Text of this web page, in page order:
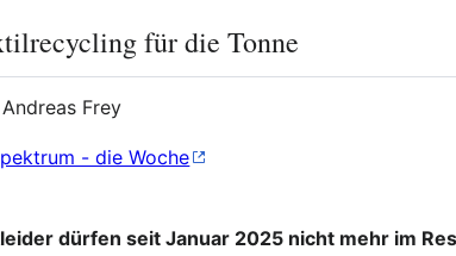
für die Tonne
Frey
- die Woche
dürfen seit Januar 2025 nicht mehr im